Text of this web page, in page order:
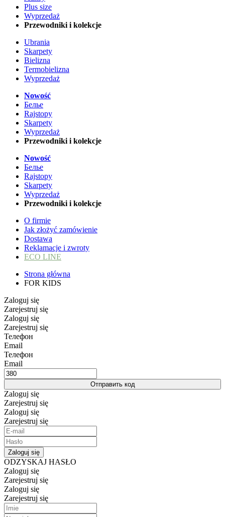
Plus size
Wyprzedaż
Przewodniki i kolekcje
Ubrania
Skarpety
Bielizna
Termobielizna
Wyprzedaż
Nowość
Белье
Rajstopy
Skarpety
Wyprzedaż
Przewodniki i kolekcje
Nowość
Белье
Rajstopy
Skarpety
Wyprzedaż
Przewodniki i kolekcje
O firmie
Jak złożyć zamówienie
Dostawa
Reklamacje i zwroty
ECO LINE
Strona główna
FOR KIDS
Zaloguj się
Zarejestruj się
Zaloguj się
Zarejestruj się
Телефон
Email
Телефон
Email
Отправить код
Zaloguj się
Zarejestruj się
Zaloguj się
Zarejestruj się
Zaloguj się
ODZYSKAJ HASŁO
Zaloguj się
Zarejestruj się
Zaloguj się
Zarejestruj się